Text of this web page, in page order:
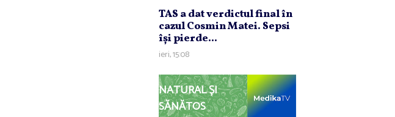
TAS a dat verdictul final în
cazul Cosmin Matei. Sepsi
îşi pierde...
ieri, 15:08
NATURAL ȘI
SĂNĂTOS